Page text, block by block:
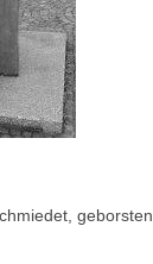
geborsten